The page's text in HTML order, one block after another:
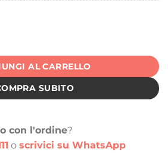
AL CARRELLO
SUBITO
con l'ordine?
o scrivici su WhatsApp